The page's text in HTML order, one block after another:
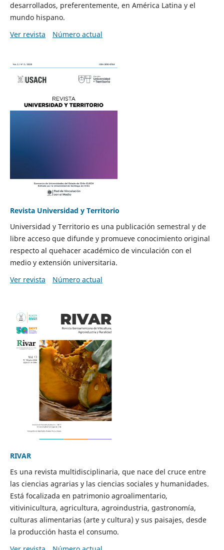
desarrollados, preferentemente, en América Latina y el
mundo hispano.
Ver revista
Número actual
Revista Universidad y Territorio
Universidad y Territorio es una publicación semestral y de
libre acceso que difunde y promueve conocimiento original
respecto al quehacer académico de vinculación con el
medio y extensión universitaria.
Ver revista
Número actual
RIVAR
Es una revista multidisciplinaria, que nace del cruce entre
las ciencias agrarias y las ciencias sociales y humanidades.
Está focalizada en patrimonio agroalimentario,
vitivinicultura, agricultura, agroindustria, gastronomía,
culturas alimentarias (arte y cultura) y sus paisajes, desde
la producción hasta el consumo.